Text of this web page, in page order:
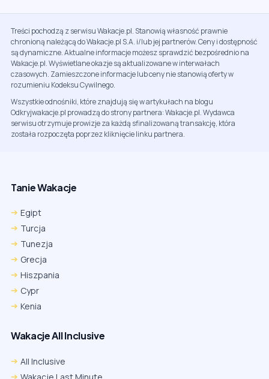
Treści pochodzą z serwisu Wakacje.pl. Stanowią własność prawnie
chronioną należącą do Wakacje.pl S.A. i/lub jej partnerów. Ceny i dostępność
są dynamiczne. Aktualne informacje możesz sprawdzić bezpośrednio na
Wakacje.pl. Wyświetlane okazje są aktualizowane w interwałach
czasowych. Zamieszczone informacje lub ceny nie stanowią oferty w
rozumieniu Kodeksu Cywilnego.
Wszystkie odnośniki, które znajdują się w artykułach na blogu
Odkryjwakacje.pl prowadzą do strony partnera: Wakacje.pl. Wydawca
serwisu otrzymuje prowizje za każdą sfinalizowaną transakcję, która
została rozpoczęta poprzez kliknięcie linku partnera.
Tanie Wakacje
Egipt
Turcja
Tunezja
Grecja
Hiszpania
Cypr
Kenia
Wakacje All Inclusive
All Inclusive
Wakacje Last Minute